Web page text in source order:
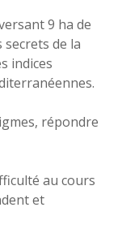
9 ha de
secrets de la
indices
répondre
au cours
et